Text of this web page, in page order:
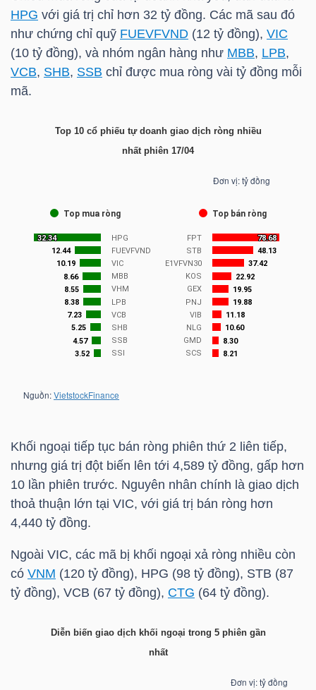
HPG với giá trị chỉ hơn 32 tỷ đồng. Các mã sau đó
như chứng chỉ quỹ FUEVFVND (12 tỷ đồng), VIC
(10 tỷ đồng), và nhóm ngân hàng như MBB, LPB,
VCB, SHB, SSB chỉ được mua ròng vài tỷ đồng mỗi
mã.
Top 10 cổ phiếu tự doanh giao dịch ròng nhiều
nhất phiên 17/04
Khối ngoại tiếp tục bán ròng phiên thứ 2 liên tiếp,
nhưng giá trị đột biến lên tới 4,589 tỷ đồng, gấp hơn
10 lần phiên trước. Nguyên nhân chính là giao dịch
thoả thuận lớn tại VIC, với giá trị bán ròng hơn
4,440 tỷ đồng.
Ngoài VIC, các mã bị khối ngoại xả ròng nhiều còn
có VNM (120 tỷ đồng), HPG (98 tỷ đồng), STB (87
tỷ đồng), VCB (67 tỷ đồng), CTG (64 tỷ đồng).
Diễn biến giao dịch khối ngoại trong 5 phiên gần
nhất
CHÍNH
CÁ
NHÂN
VĨ
DOANH
CỔ
PHIẾU
PHÁI
SINH